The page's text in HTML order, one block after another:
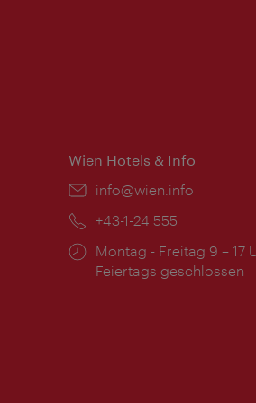
Wien Hotels & Info
Email:
info@wien.info
Telefon:
+43-1-24 555
Öffnungszeiten:
Montag - Freitag 9 – 17
Feiertags geschlossen